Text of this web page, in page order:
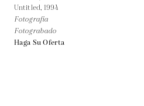
Untitled, 1994
Fotografía
Fotograbado
Haga Su Oferta